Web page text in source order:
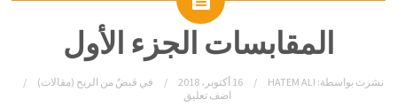
المقابسات الجزء الأول
نشرت بواسطة: HATEM ALI 16 أكتوبر، 2018 في قبضٌ من الريح (مقالات)
اضف تعليق